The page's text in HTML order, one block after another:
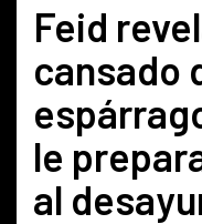
Feid
cansado
le
al